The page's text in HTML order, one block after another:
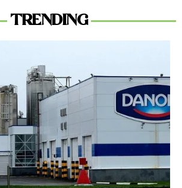
TRENDING